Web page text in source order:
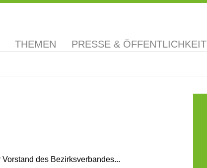
THEMEN PRESSE & ÖFFENTLICHKEIT
des Bezirksverbandes...